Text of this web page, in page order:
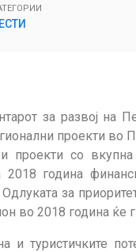
за развој на
проекти во
со вкупна
2018 година
за
во 2018 година ќе
и туристичките